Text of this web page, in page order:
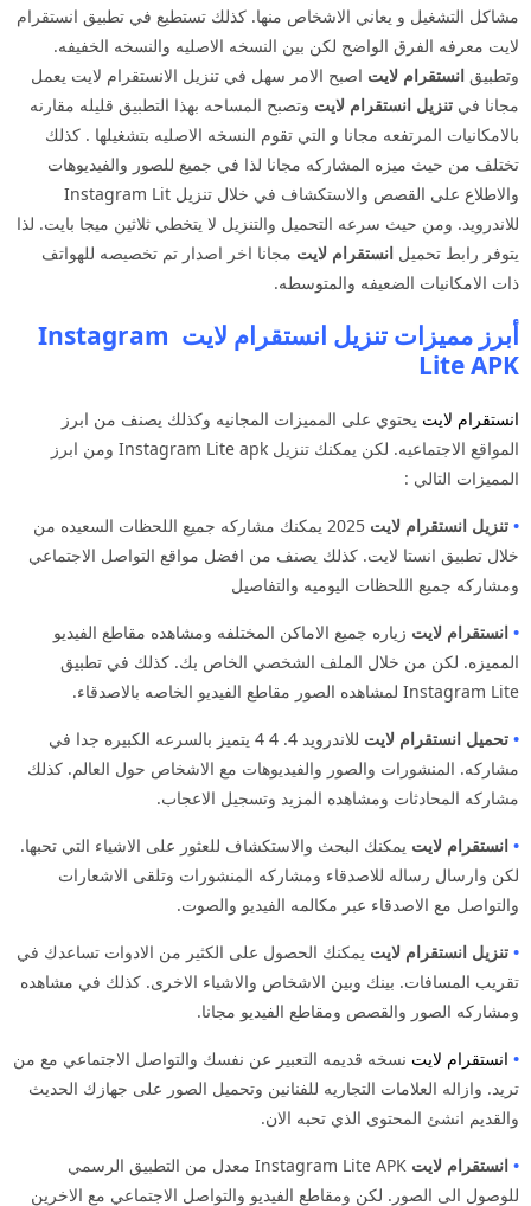
مشاكل التشغيل و يعاني الاشخاص منها. كذلك تستطيع في تطبيق انستقرام
لايت معرفه الفرق الواضح لكن بين النسخه الاصليه والنسخه الخفيفه.
وتطبيق انستقرام لايت اصبح الامر سهل في تنزيل الانستقرام لايت يعمل
مجانا في تنزيل انستقرام لايت وتصبح المساحه بهذا التطبيق قليله مقارنه
بالامكانيات المرتفعه مجانا و التي تقوم النسخه الاصليه بتشغيلها . كذلك
تختلف من حيث ميزه المشاركه مجانا لذا في جميع للصور والفيديوهات
والاطلاع على القصص والاستكشاف في خلال تنزيل Instagram Lit
للاندرويد. ومن حيث سرعه التحميل والتنزيل لا يتخطي ثلاثين ميجا بايت. لذا
يتوفر رابط تحميل انستقرام لايت مجانا اخر اصدار تم تخصيصه للهواتف
ذات الامكانيات الضعيفه والمتوسطه.
أبرز مميزات تنزيل انستقرام لايت Instagram
Lite APK
انستقرام لايت يحتوي على المميزات المجانيه وكذلك يصنف من ابرز
المواقع الاجتماعيه. لكن يمكنك تنزيل Instagram Lite apk ومن ابرز
المميزات التالي :
• تنزيل انستقرام لايت
2025 يمكنك مشاركه جميع اللحظات السعيده من
خلال تطبيق انستا لايت. كذلك يصنف من افضل مواقع التواصل الاجتماعي
ومشاركه جميع اللحظات اليوميه والتفاصيل
• انستقرام لايت زياره جميع الاماكن المختلفه ومشاهده مقاطع الفيديو
المميزه. لكن من خلال الملف الشخصي الخاص بك. كذلك في تطبيق
Instagram Lite لمشاهده الصور مقاطع الفيديو الخاصه بالاصدقاء.
• تحميل انستقرام لايت
للاندرويد 4. 4 4 يتميز بالسرعه الكبيره جدا في
مشاركه. المنشورات والصور والفيديوهات مع الاشخاص حول العالم. كذلك
مشاركه المحادثات ومشاهده المزيد وتسجيل الاعجاب.
• انستقرام لايت يمكنك البحث والاستكشاف للعثور على الاشياء التي تحبها.
لكن وارسال رساله للاصدقاء ومشاركه المنشورات وتلقى الاشعارات
والتواصل مع الاصدقاء عبر مكالمه الفيديو والصوت.
• تنزيل انستقرام لايت يمكنك الحصول على الكثير من الادوات تساعدك في
تقريب المسافات. بينك وبين الاشخاص والاشياء الاخرى. كذلك في مشاهده
ومشاركه الصور والقصص ومقاطع الفيديو مجانا.
• انستقرام لايت نسخه قديمه التعبير عن نفسك والتواصل الاجتماعي مع من
تريد. وازاله العلامات التجاريه للفنانين وتحميل الصور على جهازك الحديث
والقديم انشئ المحتوى الذي تحبه الان.
• انستقرام لايت
Instagram Lite APK معدل من التطبيق الرسمي
للوصول الى الصور. لكن ومقاطع الفيديو والتواصل الاجتماعي مع الاخرين